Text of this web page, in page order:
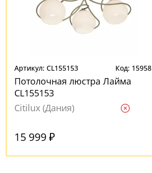
Артикул: CL155153 Код: 15958
Потолочная люстра Лайма
CL155153
Citilux (Дания)
15 999 ₽